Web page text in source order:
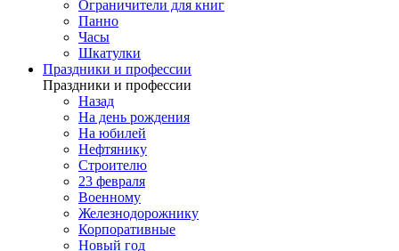
Ограничители для книг
Панно
Часы
Шкатулки
Праздники и профессии
Праздники и профессии
Назад
На день рождения
На юбилей
Нефтянику
Строителю
23 февраля
Военному
Железнодорожнику
Корпоративные
Новый год